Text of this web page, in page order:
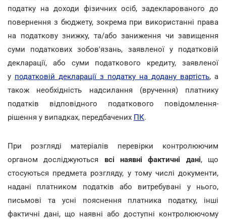
податку на доходи фізичних осіб, задекларованого до
повернення з бюджету, зокрема при використанні права
на податкову знижку, та/або заниження чи завищення
суми податкових зобов'язань, заявленої у податковій
декларації, або суми податкового кредиту, заявленої
у податковій декларації з податку на додану вартість, а
також необхідність надсилання (вручення) платнику
податків відповідного податкового повідомлення-
рішення у випадках, передбачених ПК.
При розгляді матеріалів перевірки контролюючим
органом досліджуються всі наявні фактичні дані, що
стосуються предмета розгляду, у тому числі документи,
надані платником податків або витребувані у нього,
письмові та усні пояснення платника податку, інші
фактичні дані, що наявні або доступні контролюючому